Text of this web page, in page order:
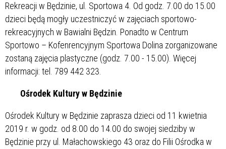
Rekreacji w Będzinie, ul. Sportowa 4. Od godz. 7.00 do 15.00
dzieci będą mogły uczestniczyć w zajęciach sportowo-
rekreacyjnych w Bawialni Będzin. Ponadto w Centrum
Sportowo – Kofenrencyjnym Sportowa Dolina zorganizowane
zostaną zajęcia plastyczne (godz. 7.00 - 15.00). Więcej
informacji: tel. 789 442 323.
Ośrodek Kultury w Będzinie
Ośrodek Kultury w Będzinie zaprasza dzieci od 11 kwietnia
2019 r. w godz. od 8.00 do 14.00 do swojej siedziby w
Będzinie przy ul. Małachowskiego 43 oraz do Filii Ośrodka w